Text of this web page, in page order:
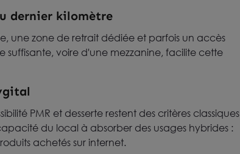
dernier kilomètre
une zone de retrait dédiée et parfois un accès
suffisante, voire d'une mezzanine, facilite cette
PMR et desserte restent des critères classiques
du local à absorber des usages hybrides :
achetés sur internet.